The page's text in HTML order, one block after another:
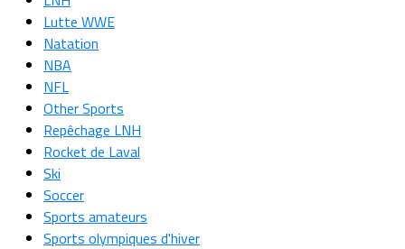
Lutte WWE
Natation
NBA
NFL
Other Sports
Repêchage LNH
Rocket de Laval
Ski
Soccer
Sports amateurs
Sports olympiques d'hiver